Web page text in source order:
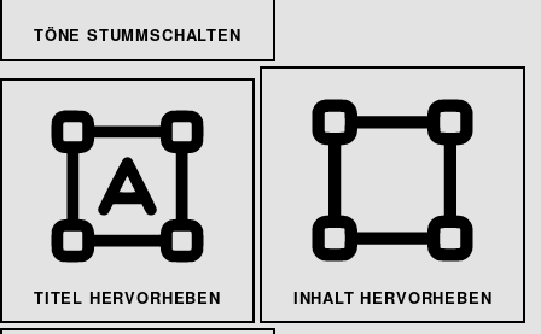
TÖNE STUMMSCHALTEN
TITEL HERVORHEBEN INHALT HERVORHEBEN